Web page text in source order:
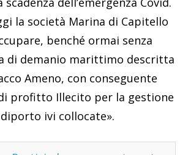
la società Marina di Capitello
benché ormai senza
di demanio marittimo descritta
Ameno, con conseguente
profitto Illecito per la gestione
ivi collocate».